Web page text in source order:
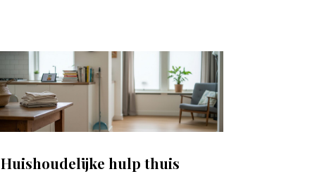
Huishoudelijke hulp thuis